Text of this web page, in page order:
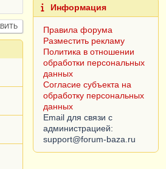
Информация
Правила форума
Разместить рекламу
Политика в отношении
обработки персональных
данных
Согласие субъекта на
обработку персональных
данных
Email для связи с
администрацией: